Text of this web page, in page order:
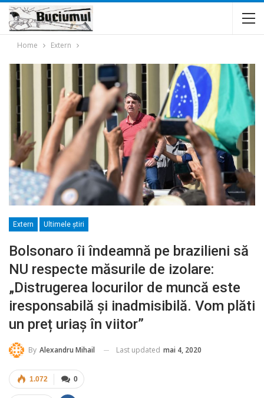
Home Extern
Extern Ultimele ştiri
Bolsonaro îi îndeamnă pe brazilieni să
NU respecte măsurile de izolare:
„Distrugerea locurilor de muncă este
iresponsabilă și inadmisibilă. Vom plăti
un preț uriaș în viitor”
By Alexandru Mihail Last updated mai 4, 2020
0
1.072